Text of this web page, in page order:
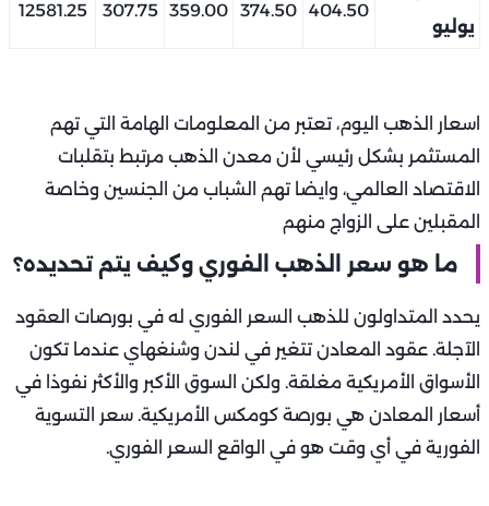
يوليو
404.50
374.50
359.00
307.75
12581.25
اسعار الذهب اليوم، تعتبر من المعلومات الهامة التي تهم
المستثمر بشكل رئيسي لأن معدن الذهب مرتبط بتقلبات
الاقتصاد العالمي، وايضا تهم الشباب من الجنسين وخاصة
المقبلين على الزواج منهم
ما هو سعر الذهب الفوري وكيف يتم تحديده؟
يحدد المتداولون للذهب السعر الفوري له في بورصات العقود
الآجلة. عقود المعادن تتغير في لندن وشنغهاي عندما تكون
الأسواق الأمريكية مغلقة. ولكن السوق الأكبر والأكثر نفوذا في
أسعار المعادن هي بورصة كومكس الأمريكية. سعر التسوية
الفورية في أي وقت هو في الواقع السعر الفوري.